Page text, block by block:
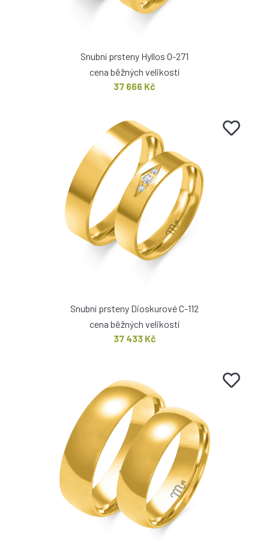
Snubní prsteny Hyllos O-271
cena běžných velikostí
37 666 Kč
Snubní prsteny Dioskurové C-112
cena běžných velikostí
37 433 Kč